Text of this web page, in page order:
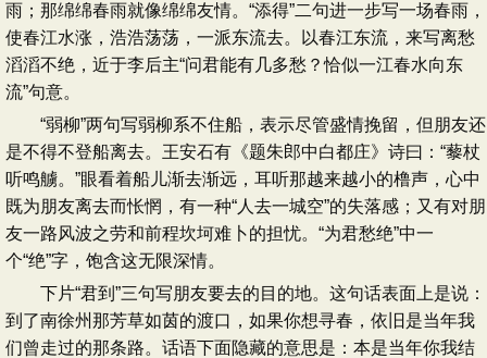
雨；那绵绵春雨就像绵绵友情。“添得”二句进一步写一场春雨，
使春江水涨，浩浩荡荡，一派东流去。以春江东流，来写离愁
滔滔不绝，近于李后主“问君能有几多愁？恰似一江春水向东
流”句意。
“弱柳”两句写弱柳系不住船，表示尽管盛情挽留，但朋友还
是不得不登船离去。王安石有《题朱郎中白都庄》诗曰：“藜杖
听鸣艣。”眼看着船儿渐去渐远，耳听那越来越小的橹声，心中
既为朋友离去而怅惘，有一种“人去一城空”的失落感；又有对朋
友一路风波之劳和前程坎坷难卜的担忧。“为君愁绝”中一
个“绝”字，饱含这无限深情。
下片“君到”三句写朋友要去的目的地。这句话表面上是说：
到了南徐州那芳草如茵的渡口，如果你想寻春，依旧是当年我
们曾走过的那条路。话语下面隐藏的意思是：本是当年你我结